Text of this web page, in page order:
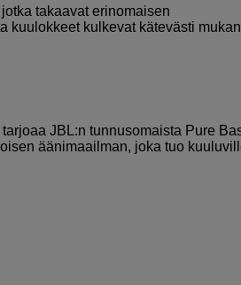
takaavat erinomaisen
kuulokkeet kulkevat kätevästi
JBL:n tunnusomaista Pure
äänimaailman, joka tuo